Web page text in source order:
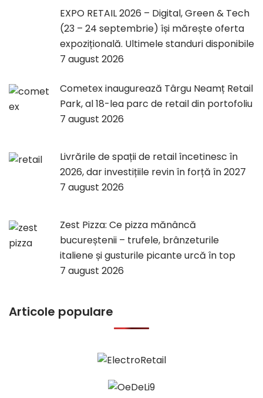
EXPO RETAIL 2026 – Digital, Green & Tech
(23 – 24 septembrie) își mărește oferta
expozițională. Ultimele standuri disponibile
7 august 2026
Cometex inaugurează Târgu Neamț Retail
Park, al 18-lea parc de retail din portofoliu
7 august 2026
Livrările de spații de retail încetinesc în
2026, dar investițiile revin în forță în 2027
7 august 2026
Zest Pizza: Ce pizza mănâncă
bucureștenii – trufele, brânzeturile
italiene și gusturile picante urcă în top
7 august 2026
Articole populare